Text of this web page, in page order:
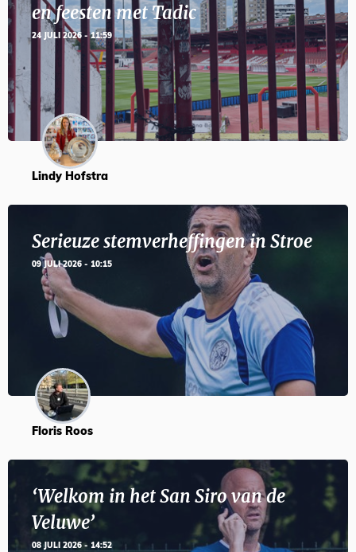
en feesten met Tadic
24 JULI 2026 - 11:59
Lindy Hofstra
Serieuze stemverheffingen in Stroe
09 JULI 2026 - 10:15
Floris Roos
‘Welkom in het San Siro van de
Veluwe’
08 JULI 2026 - 14:52